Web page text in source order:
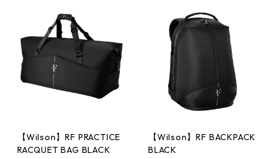
【Wilson】RF PRACTICE
RACQUET BAG BLACK
【Wilson】RF BACKPACK
BLACK